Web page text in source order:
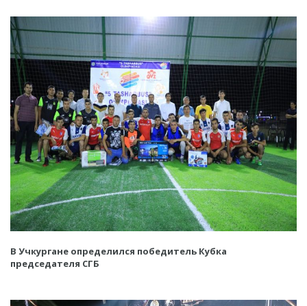
В Учкургане определился победитель Кубка
председателя СГБ